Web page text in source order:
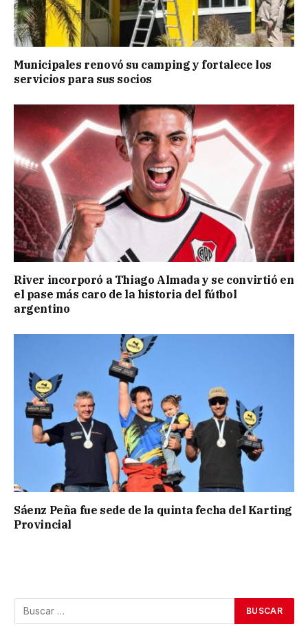
Municipales renovó su camping y fortalece los
servicios para sus socios
River incorporó a Thiago Almada y se convirtió en
el pase más caro de la historia del fútbol
argentino
Sáenz Peña fue sede de la quinta fecha del Karting
Provincial